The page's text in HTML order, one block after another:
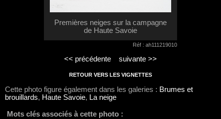
Premières neiges sur la campagne
de Haute Savoie
Réf : ah111219010
<< précédente suivante >>
RETOUR VERS LES VIGNETTES
Cette photo figure également dans les galeries : Brumes et
brouillards, Haute Savoie, La neige
Mots clés associés à cette photo :